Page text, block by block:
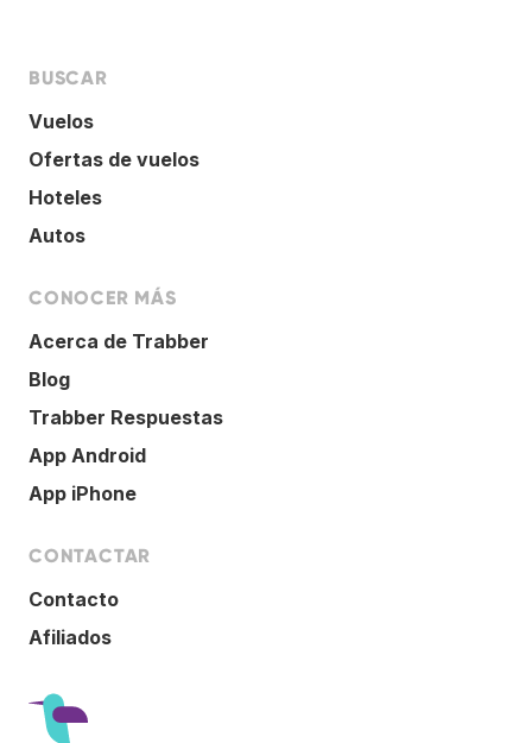
BUSCAR
Vuelos
Ofertas de vuelos
Hoteles
Autos
CONOCER MÁS
Acerca de Trabber
Blog
Trabber Respuestas
App Android
App iPhone
CONTACTAR
Contacto
Afiliados